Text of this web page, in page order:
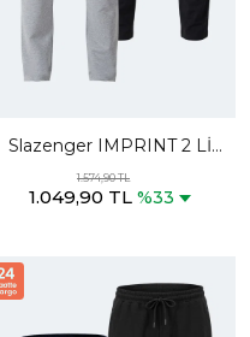
Slazenger IMPRINT 2 Lİ
SET Erkek Siyah - Gri
Eşofman Altı
1.574,90 TL
1.049,90 TL %33